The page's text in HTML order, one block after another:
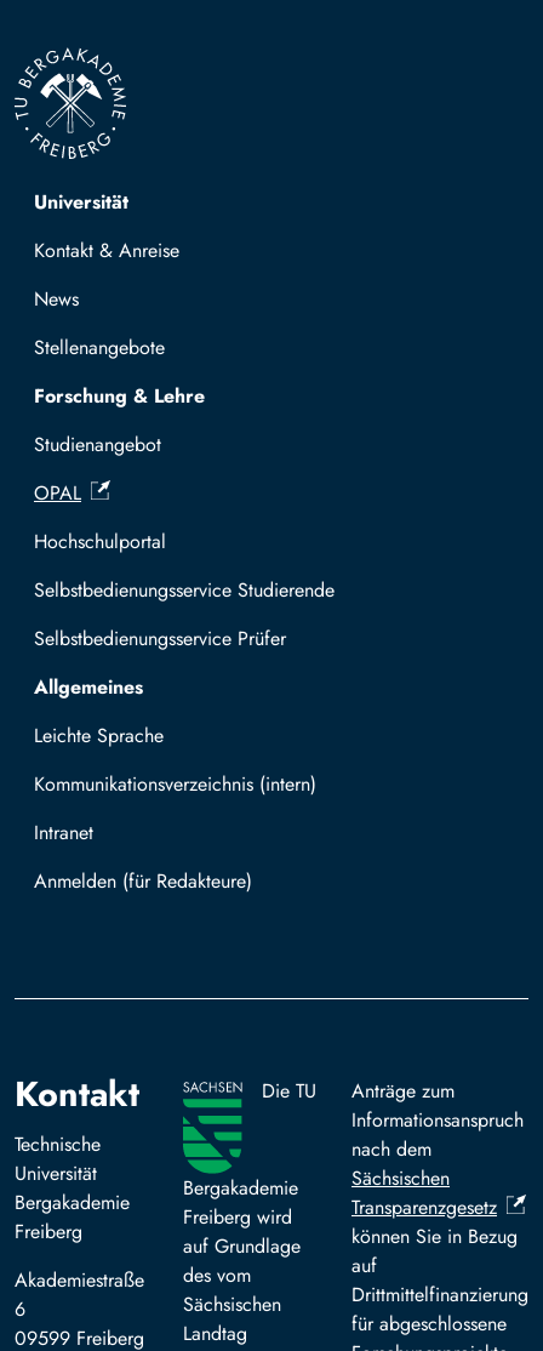
Top navigation
Universität
Kontakt & Anreise
News
Stellenangebote
Forschung & Lehre
Studienangebot
OPAL
Hochschulportal
Selbstbedienungsservice Studierende
Selbstbedienungsservice Prüfer
Allgemeines
Leichte Sprache
Kommunikationsverzeichnis (intern)
Intranet
Mit TUBAF Login anmelden
Kontakt
Technische
Universität
Bergakademie
Freiberg
Akademiestraße
6
09599 Freiberg
Die TU
Bergakademie
Freiberg wird
auf Grundlage
des vom
Sächsischen
Landtag
Anträge zum
Informationsanspruch
nach dem
Sächsischen
Transparenzgesetz
können Sie in Bezug
auf
Drittmittelfinanzierung
für abgeschlossene